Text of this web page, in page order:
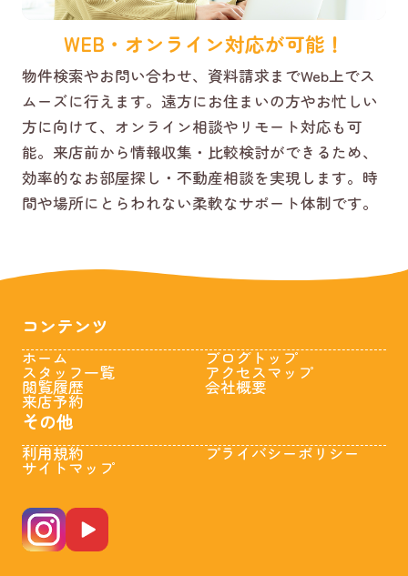
WEB・オンライン対応が可能！
物件検索やお問い合わせ、資料請求までWeb上でス
ムーズに行えます。遠方にお住まいの方やお忙しい
方に向けて、オンライン相談やリモート対応も可
能。来店前から情報収集・比較検討ができるため、
効率的なお部屋探し・不動産相談を実現します。時
間や場所にとらわれない柔軟なサポート体制です。
コンテンツ
ホーム
スタッフ一覧
閲覧履歴
来店予約
ブログトップ
アクセスマップ
会社概要
その他
利用規約
サイトマップ
プライバシーポリシー